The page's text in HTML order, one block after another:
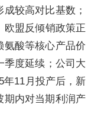
较高对比基数；
欧盟反倾销政策正
氨酸等核心产品价
季度延续；公司大
年11月投产后，新
期内对当期利润产